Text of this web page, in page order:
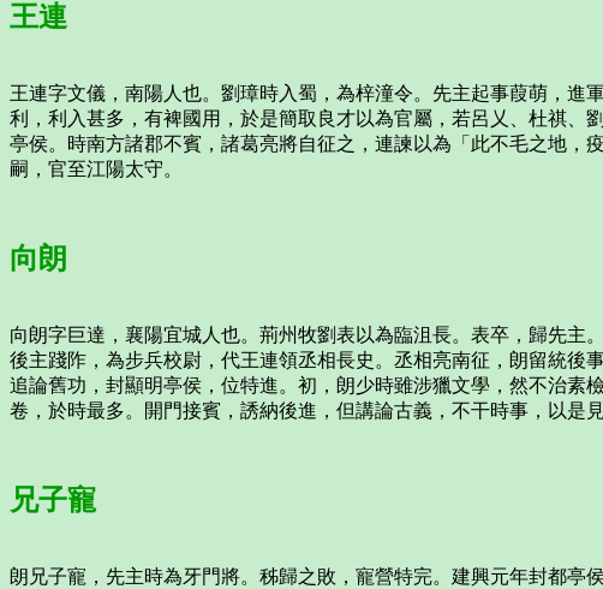
王連
王連字文儀，南陽人也。劉璋時入蜀，為梓潼令。先主起事葭萌，
利，利入甚多，有裨國用，於是簡取良才以為官屬，若呂乂、杜祺
亭侯。時南方諸郡不賓，諸葛亮將自征之，連諫以為「此不毛之地
嗣，官至江陽太守。
向朗
向朗字巨達，襄陽宜城人也。荊州牧劉表以為臨沮長。表卒，歸先主
後主踐阼，為步兵校尉，代王連領丞相長史。丞相亮南征，朗留統後
追論舊功，封顯明亭侯，位特進。初，朗少時雖涉獵文學，然不治
卷，於時最多。開門接賓，誘納後進，但講論古義，不干時事，以是
兄子寵
朗兄子寵，先主時為牙門將。秭歸之敗，寵營特完。建興元年封都